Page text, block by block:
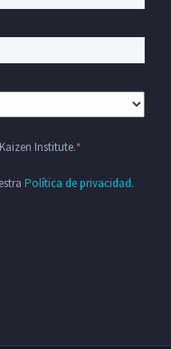
Institute.*
Política de privacidad.